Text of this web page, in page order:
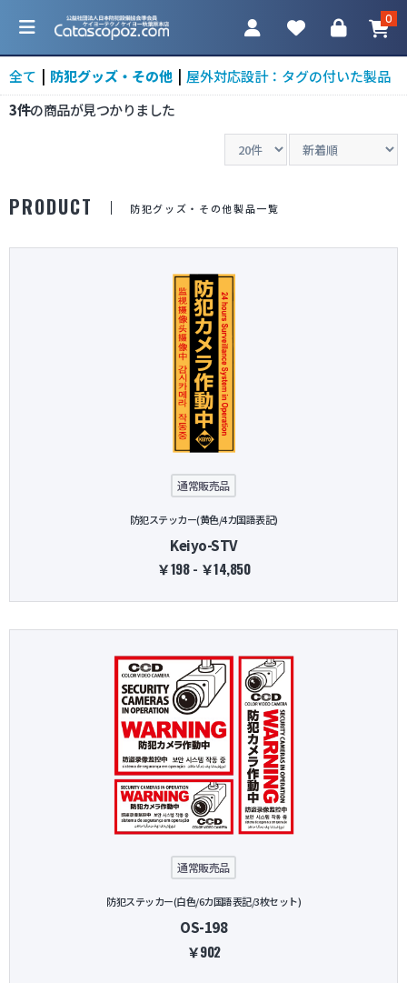
0
全て 防犯グッズ・その他
屋外対応設計：タグの付いた製品
3件の商品が見つかりました
PRODUCT 防犯グッズ・その他製品一覧
通常販売品
防犯ステッカー(黄色/4カ国語表記)
Keiyo-STV
￥198 - ￥14,850
通常販売品
防犯ステッカー(白色/6カ国語表記/3枚セット)
OS-198
￥902
防犯カメラ
レコーダー
アクセサリ
調査機器
防犯グッズ・その他
お気に入り
ホームに戻る